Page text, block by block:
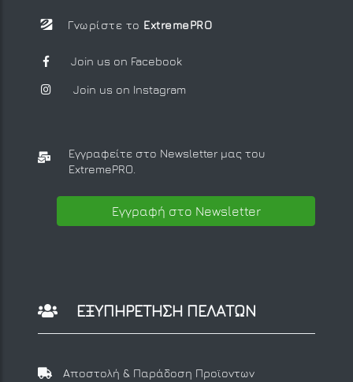
Γνωρίστε το ExtremePRO
Join us on Facebook
Join us on Instagram
Εγγραφείτε στο Newsletter μας του
ExtremePRO.
Εγγραφή στο Newsletter
ΕΞΥΠΗΡΕΤΗΣΗ ΠΕΛΑΤΩΝ
Αποστολή & Παράδοση Προϊοντων